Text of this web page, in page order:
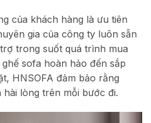
của khách hàng là ưu tiên
gia của công ty luôn sẵn
trong suốt quá trình mua
sofa hoàn hảo đến sắp
HNSOFA đảm bảo rằng
lòng trên mỗi bước đi.